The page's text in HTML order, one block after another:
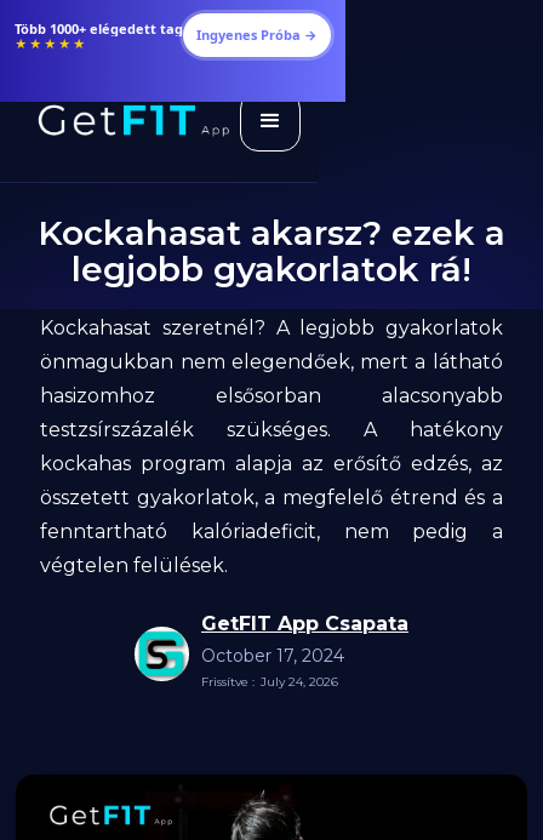
Több 1000+ elégedett tag
★★★★★ Ingyenes Próba →
Kockahasat akarsz? ezek a
legjobb gyakorlatok rá!
Kockahasat szeretnél? A legjobb gyakorlatok
önmagukban nem elegendőek, mert a látható
hasizomhoz elsősorban alacsonyabb
testzsírszázalék szükséges. A hatékony
kockahas program alapja az erősítő edzés, az
összetett gyakorlatok, a megfelelő étrend és a
fenntartható kalóriadeficit, nem pedig a
végtelen felülések.
GetFIT App Csapata
October 17, 2024
Frissítve : July 24, 2026